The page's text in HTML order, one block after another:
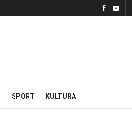
SPORT KULTURA